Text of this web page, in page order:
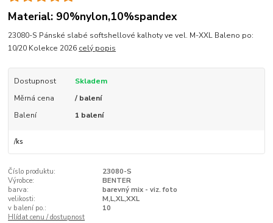
Material: 90%nylon,10%spandex
23080-S Pánské slabé softshellové kalhoty ve vel. M-XXL Baleno po:
10/20 Kolekce 2026 celý popis
Dostupnost
Skladem
Měrná cena
/ balení
Balení
1 balení
/ks
Číslo produktu:
23080-S
Výrobce:
BENTER
barva:
barevný mix - viz. foto
velikosti:
M,L,XL,XXL
v balení po.:
10
Hlídat cenu / dostupnost